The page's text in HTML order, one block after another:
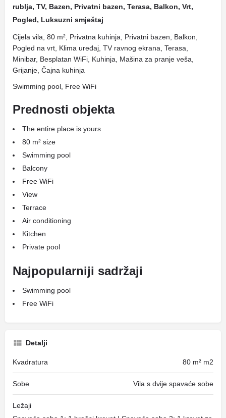
rublja, TV, Bazen, Privatni bazen, Terasa, Balkon, Vrt,
Pogled, Luksuzni smještaj
Cijela vila, 80 m², Privatna kuhinja, Privatni bazen, Balkon,
Pogled na vrt, Klima uređaj, TV ravnog ekrana, Terasa,
Minibar, Besplatan WiFi, Kuhinja, Mašina za pranje veša,
Grijanje, Čajna kuhinja
Swimming pool, Free WiFi
Prednosti objekta
The entire place is yours
80 m² size
Swimming pool
Balcony
Free WiFi
View
Terrace
Air conditioning
Kitchen
Private pool
Najpopularniji sadržaji
Swimming pool
Free WiFi
Detalji
Kvadratura 80 m² m2
Sobe Vila s dvije spavaće sobe
Ležaji